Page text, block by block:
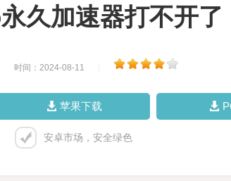
久加速器打不开了
时间：2024-08-11
苹果下载
安卓市场，安全绿色